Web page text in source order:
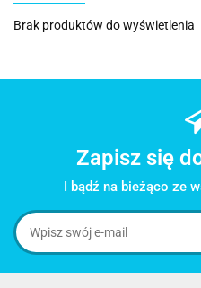
Brak produktów do wyświetlenia
Zapisz się
I bądź na bieżąco ze